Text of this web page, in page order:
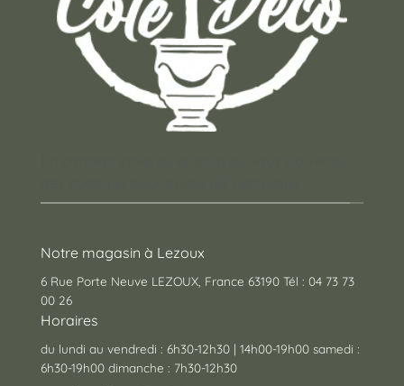
Notre magasin à Lezoux
6 Rue Porte Neuve LEZOUX, France 63190 Tél : 04 73 73
00 26
Horaires
du lundi au vendredi : 6h30-12h30 | 14h00-19h00 samedi :
6h30-19h00 dimanche : 7h30-12h30